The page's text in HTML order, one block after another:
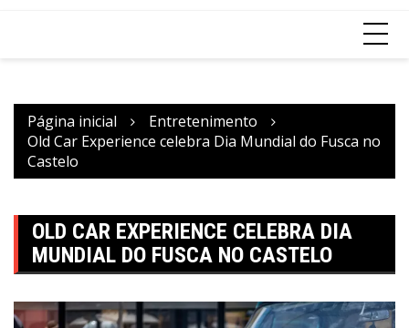
Página inicial
Entretenimento
Old Car Experience celebra Dia Mundial do Fusca no
Castelo
OLD CAR EXPERIENCE CELEBRA DIA
MUNDIAL DO FUSCA NO CASTELO